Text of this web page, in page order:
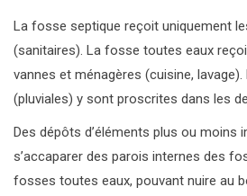
La fosse septique reçoit uniquement
(sanitaires). La fosse toutes eaux
vannes et ménagères (cuisine,
(pluviales) y sont proscrites dans les
Des dépôts d’éléments plus ou moins
s’accaparer des parois internes des
fosses toutes eaux, pouvant nuire au